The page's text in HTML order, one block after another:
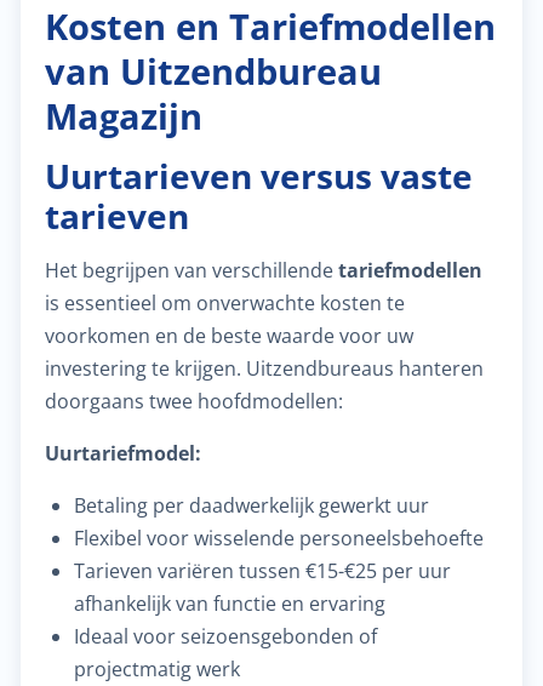
Kosten en Tariefmodellen
van Uitzendbureau
Magazijn
Uurtarieven versus vaste
tarieven
Het begrijpen van verschillendetariefmodellen
is essentieel om onverwachte kosten te
voorkomen en de beste waarde voor uw
investering te krijgen. Uitzendbureaus hanteren
doorgaans twee hoofdmodellen:
Uurtariefmodel:
Betaling per daadwerkelijk gewerkt uur
Flexibel voor wisselende personeelsbehoefte
Tarieven variëren tussen €15-€25 per uur
afhankelijk van functie en ervaring
Ideaal voor seizoensgebonden of
projectmatig werk